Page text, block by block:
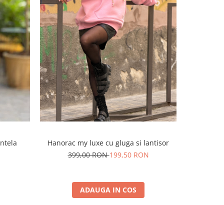
Hanorac my luxe cu gluga si lantisor
399,00 RON199,50 RON
ADAUGA IN COS